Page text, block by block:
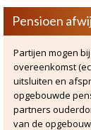
Pensioen
Partijen mogen
overeenkomst
uitsluiten en
opgebouwde
partners
van de